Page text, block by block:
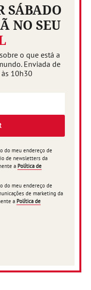
SÁBADO
NO SEU
o que está a
Enviada de
10h30
do meu endereço de
de newsletters da
a Política de
do meu endereço de
de marketing da
a Política de